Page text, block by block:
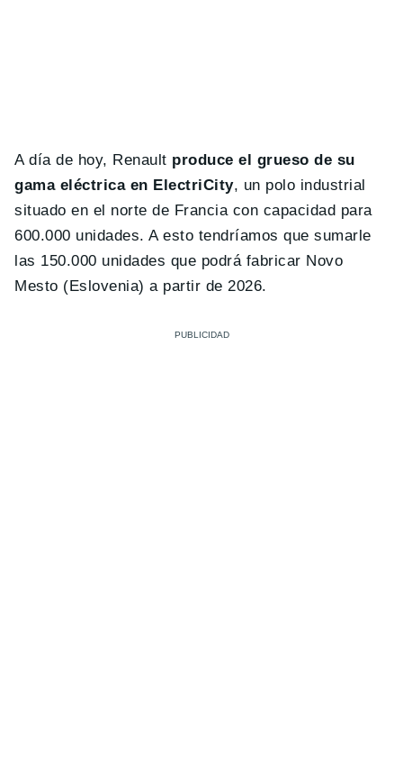
A día de hoy, Renault produce el grueso de su
gama eléctrica en ElectriCity, un polo industrial
situado en el norte de Francia con capacidad para
600.000 unidades. A esto tendríamos que sumarle
las 150.000 unidades que podrá fabricar Novo
Mesto (Eslovenia) a partir de 2026.